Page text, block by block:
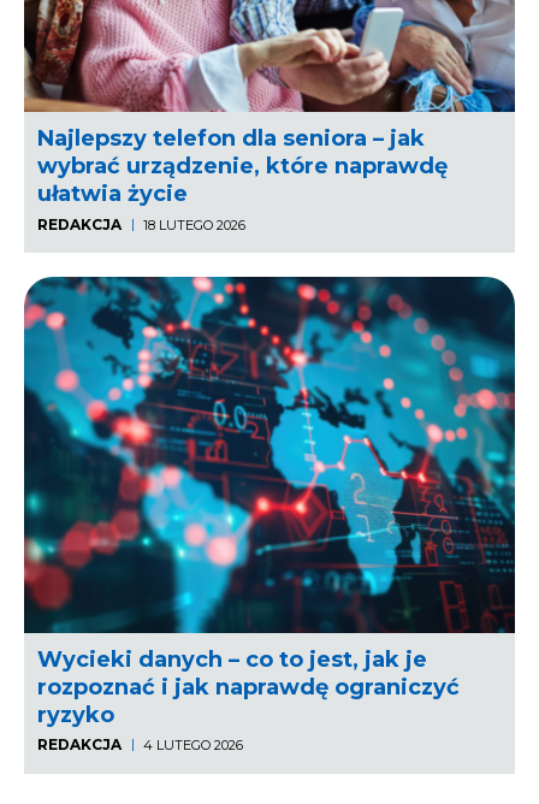
Najlepszy telefon dla seniora – jak
wybrać urządzenie, które naprawdę
ułatwia życie
REDAKCJA 18 LUTEGO 2026
Wycieki danych – co to jest, jak je
rozpoznać i jak naprawdę ograniczyć
ryzyko
REDAKCJA 4 LUTEGO 2026